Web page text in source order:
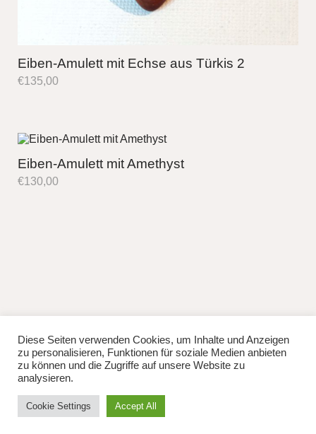
Eiben-Amulett mit Echse aus Türkis 2
€135,00
Eiben-Amulett mit Amethyst
€130,00
fb instag
© 2026Lisa Manhuru. Powered byWordPress
Theme: Weta vonElmastudio.
Diese Seiten verwenden Cookies, um Inhalte und Anzeigen
zu personalisieren, Funktionen für soziale Medien anbieten
zu können und die Zugriffe auf unsere Website zu
analysieren.
Cookie Settings Accept All